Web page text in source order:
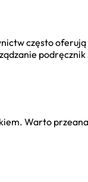
często oferują
podręcznik
Warto